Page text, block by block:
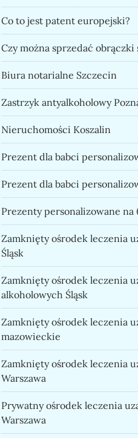
Co to jest patent europejski?
Czy można sprzedać obrączki
Biura notarialne Szczecin
Zastrzyk antyalkoholowy
Nieruchomości Koszalin
Prezent dla babci
Prezent dla babci
Prezenty personalizowane
Zamknięty ośrodek leczenia
Śląsk
Zamknięty ośrodek leczenia
alkoholowych Śląsk
Zamknięty ośrodek leczenia
mazowieckie
Zamknięty ośrodek leczenia
Warszawa
Prywatny ośrodek leczenia
Warszawa